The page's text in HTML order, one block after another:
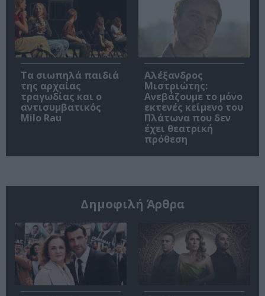
Τα σιωπηλά παιδιά
της αρχαίας
τραγωδίας και ο
αντισυμβατικός
Milo Rau
Αλέξανδρος
Μιστριώτης:
Ανεβάζουμε το μόνο
εκτενές κείμενο του
Πλάτωνα που δεν
έχει θεατρική
πρόθεση
Δημοφιλή Άρθρα